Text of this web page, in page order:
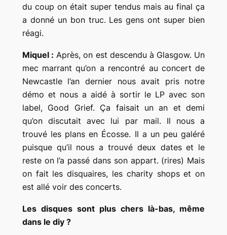
du coup on était super tendus mais au final ça
a donné un bon truc. Les gens ont super bien
réagi.
Miquel : Après, on est descendu à Glasgow. Un
mec marrant qu’on a rencontré au concert de
Newcastle l’an dernier nous avait pris notre
démo et nous a aidé à sortir le LP avec son
label, Good Grief. Ça faisait un an et demi
qu’on discutait avec lui par mail. Il nous a
trouvé les plans en Écosse. Il a un peu galéré
puisque qu’il nous a trouvé deux dates et le
reste on l’a passé dans son appart. (rires) Mais
on fait les disquaires, les charity shops et on
est allé voir des concerts.
Les disques sont plus chers là-bas, même
dans le diy ?